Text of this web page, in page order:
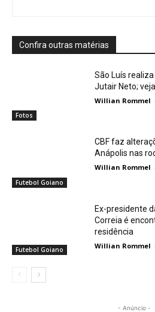
Confira outras matérias
Fotos
São Luís
Jutair Neto;
Willian Rommel -
Futebol Goiano
CBF faz
Anápolis nas
Willian Rommel -
Futebol Goiano
Ex-presidente
Correia é
residência
Willian Rommel -
- Anúncio -